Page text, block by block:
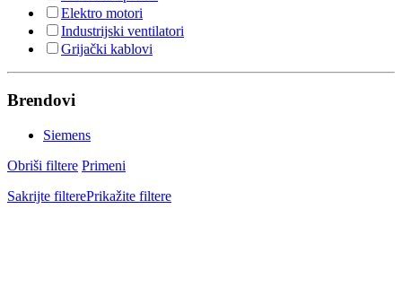
Elektro motori
Industrijski ventilatori
Grijački kablovi
Brendovi
Siemens
Obriši filtere Primeni
Sakrijte filterePrikažite filtere